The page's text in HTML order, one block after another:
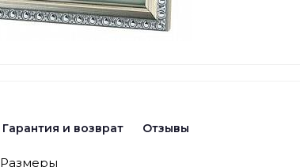
Гарантия и возврат Отзывы
Размеры